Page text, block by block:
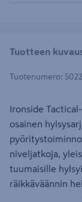
Tuotteen
Tuotenumero:
Ironside
osainen
niveljatkoja,
tuumaisille
räikkäväännin